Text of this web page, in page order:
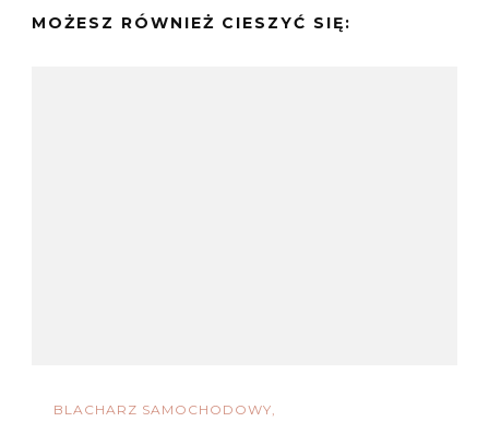
MOŻESZ RÓWNIEŻ CIESZYĆ SIĘ:
BLACHARZ SAMOCHODOWY